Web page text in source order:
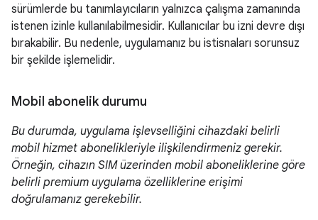
sürümlerde bu tanımlayıcıların yalnızca çalışma zamanında
istenen izinle kullanılabilmesidir. Kullanıcılar bu izni devre dışı
bırakabilir. Bu nedenle, uygulamanız bu istisnaları sorunsuz
bir şekilde işlemelidir.
Mobil abonelik durumu
Bu durumda, uygulama işlevselliğini cihazdaki belirli
mobil hizmet abonelikleriyle ilişkilendirmeniz gerekir.
Örneğin, cihazın SIM üzerinden mobil aboneliklerine göre
belirli premium uygulama özelliklerine erişimi
doğrulamanız gerekebilir.